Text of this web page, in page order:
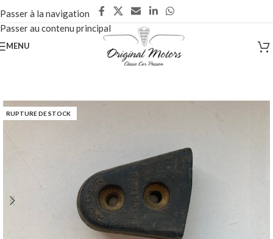
Passer à la navigation
Passer au contenu principal
MENU
RUPTURE DE STOCK